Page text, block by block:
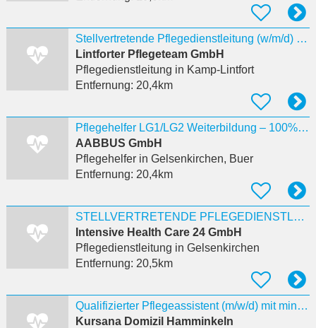
Stellvertretende Pflegedienstleitung (w/m/d) - Hier bist Du richtig!
Lintforter Pflegeteam GmbH
Pflegedienstleitung in Kamp-Lintfort
Entfernung: 20,4km
Pflegehelfer LG1/LG2 Weiterbildung – 100% förderfähig Gelsenki.
AABBUS GmbH
Pflegehelferin Gelsenkirchen, Buer
Entfernung: 20,4km
STELLVERTRETENDE PFLEGEDIENSTLEITUNG (M/W/D)
Intensive Health Care 24 GmbH
Pflegedienstleitung in Gelsenkirchen
Entfernung: 20,5km
Qualifizierter Pflegeassistent (m/w/d) mit mind. einjähriger Ausbildung im Pflegeheim
Kursana Domizil Hamminkeln